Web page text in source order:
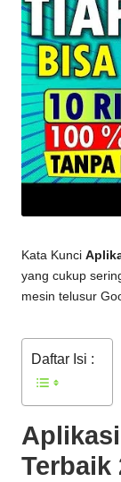
Kata Kunci
yang cukup
mesin telusur
Daftar Isi :
Terbaik